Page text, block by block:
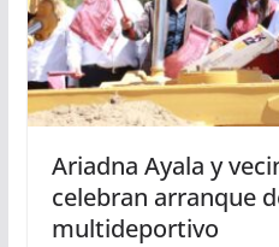
Ariadna Ayala y
celebran arranque
multideportivo